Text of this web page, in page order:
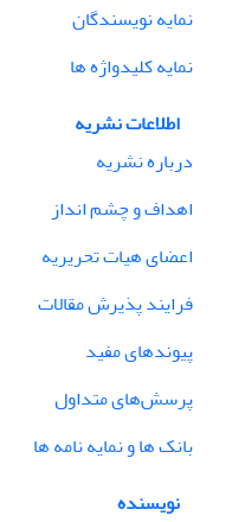
نمایه نویسندگان
نمایه کلیدواژه ها
اطلاعات نشریه
درباره نشریه
اهداف و چشم انداز
اعضای هیات تحریریه
فرایند پذیرش مقالات
پیوندهای مفید
پرسش‌های متداول
بانک ها و نمایه نامه ها
نویسنده